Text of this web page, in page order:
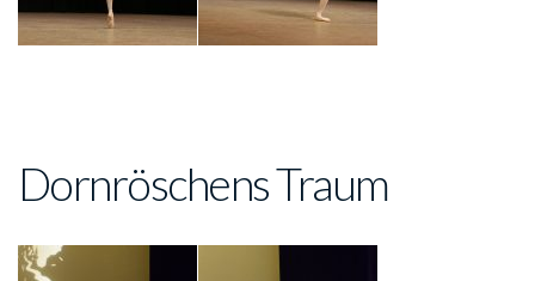
Dornröschens Traum